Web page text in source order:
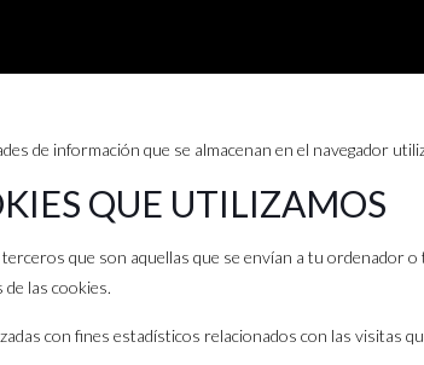
de información que se almacenan en el navegador
QUE UTILIZAMOS
terceros que son aquellas que se envían a tu
las cookies.
con fines estadísticos relacionados con las visitas